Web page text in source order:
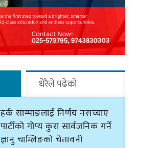
धेरैले पढेको
हर्क साम्पाङलाई निर्णय नसच्याए
पार्टीको गोप्य कुरा सार्वजनिक गर्ने
ज्ञानु चाम्लिङको चेतावनी